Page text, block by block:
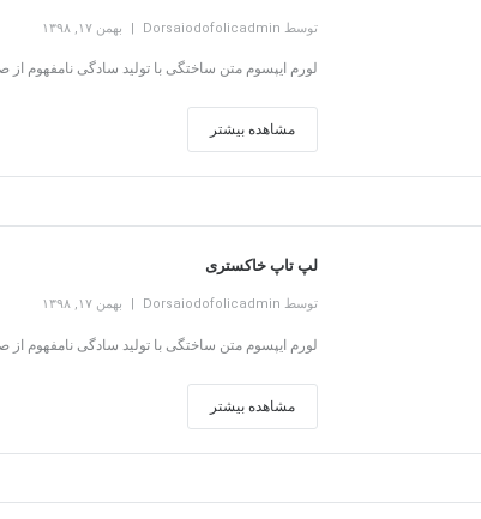
توسط Dorsaiodofolicadmin بهمن ۱۷, ۱۳۹۸
لورم ایپسوم متن ساختگی با تولید سادگی نامفهوم
مشاهده بیشتر
لپ تاپ خاکستری
توسط Dorsaiodofolicadmin بهمن ۱۷, ۱۳۹۸
لورم ایپسوم متن ساختگی با تولید سادگی نامفهوم
مشاهده بیشتر